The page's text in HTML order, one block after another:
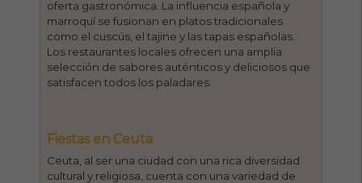
oferta gastronómica. La influencia española y
marroquí se fusionan en platos tradicionales
como el cuscús, el tajine y las tapas españolas.
Los restaurantes locales ofrecen una amplia
selección de sabores auténticos y deliciosos que
satisfacen todos los paladares.
Fiestas en Ceuta
Ceuta, al ser una ciudad con una rica diversidad
cultural y religiosa, cuenta con una variedad de